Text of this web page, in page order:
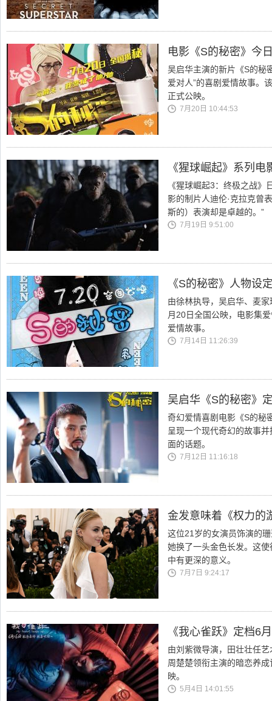
电影《S的秘密》今
吴启华主演的新片《S的秘
爱对人”的喜剧爱情故事。
正式公映。
7月20日 10:44:53
《猩球崛起》系列
《猩球崛起3：终极之战
影的制片人迪伦·克拉克曾
斯的）表演却是卓越的。”
7月19日 9:51:00
《S的秘密》人物设
由徐林执导，吴启华、麦
月20日全国公映，电影集
爱情故事。
7月14日 11:26:39
吴启华《S的秘密》
奇幻爱情喜剧电影《S的秘
呈现一个现代奇幻的故事
面的话题。
7月12日 11:16:18
金发意味着《权力的
这位21岁的女演员饰演的
她换了一头金色长发。这
中有更深的意义。
7月7日 9:24:17
《我心雀跃》定档6
由刘紫微导演，田壮壮任
周楚楚领衔主演的暗恋养
映。
5月4日 14:01:55